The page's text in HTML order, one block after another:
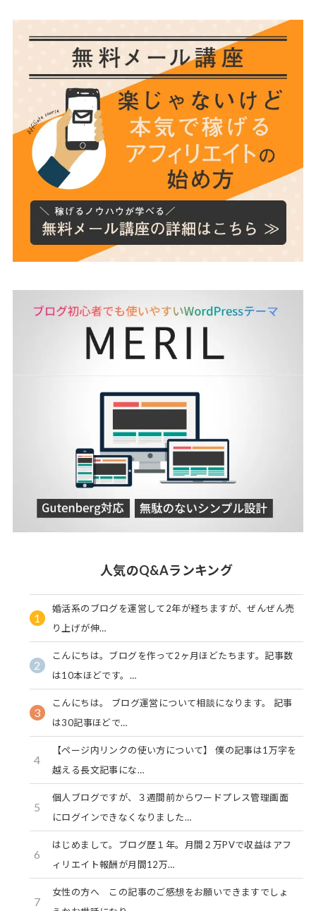
人気のQ&Aランキング
1
婚活系のブログを運営して2年が経ちますが、ぜんぜん売
り上げが伸…
2
こんにちは。ブログを作って2ヶ月ほどたちます。記事数
は10本ほどです。…
3
こんにちは。 ブログ運営について相談になります。 記事
は30記事ほどで…
4
【ページ内リンクの使い方について】 僕の記事は1万字を
越える長文記事にな…
5
個人ブログですが、３週間前からワードプレス管理画面
にログインできなくなりました…
6
はじめまして。ブログ歴１年。月間２万PVで収益はアフ
ィリエイト報酬が月間12万…
7
女性の方へ この記事のご感想をお願いできますでしょ